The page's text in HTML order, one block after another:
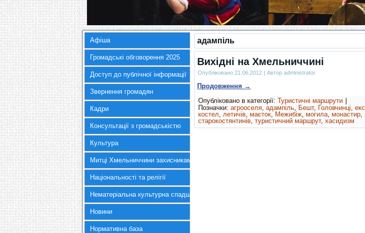
Афіша
Громадські обговорення 2025
Доступ до публічної інформації
Звернення громадян
Кадри
Консультації з громадськістю
Культура
Митці Хмельниччини захисникам України
Національності та релігії
Нематеріальна культурна спадщина
Новини
Нормативна база
адампіль
Вихідні на Хмельниччині
Опубліковано 21.06.2012 | Автор administrator
Продовження →
Опубліковано в категорії: Туристичні маршрути
Позначки: агрооселя, адампіль, Бешт, Головчинці,
костел, летичів, маєток, Межибіж, могила, монастир,
старокостянтинів, туристичний маршрут, хасидизм